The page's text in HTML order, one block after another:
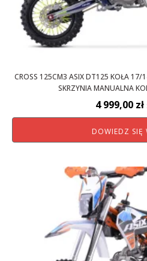
CROSS 125CM3 ASIX DT125 KOŁA
SKRZYNIA MANUALNA
4 999,00 zł
DOWIEDZ SIĘ